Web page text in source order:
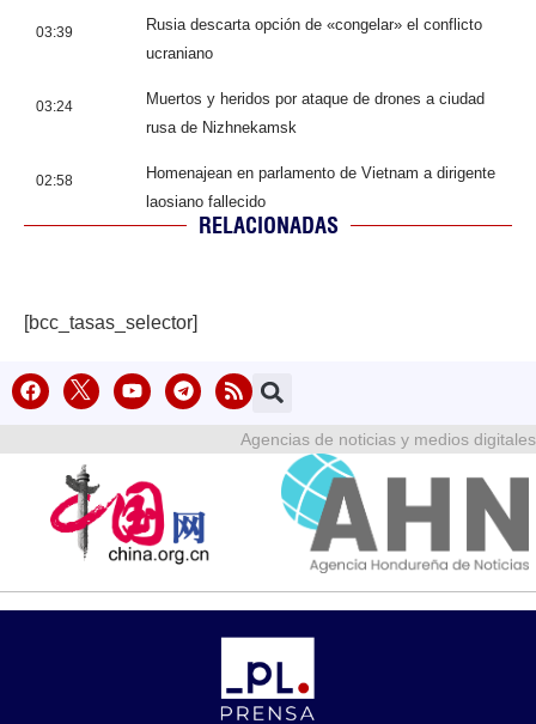
03:39
Rusia descarta opción de «congelar» el conflicto
ucraniano
03:24
Muertos y heridos por ataque de drones a ciudad
rusa de Nizhnekamsk
02:58
Homenajean en parlamento de Vietnam a dirigente
laosiano fallecido
RELACIONADAS
[bcc_tasas_selector]
Agencias de noticias y medios digitales